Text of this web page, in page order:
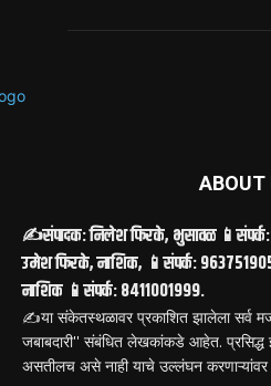
ABOUT
✍️संपादक: निलेश फिरके, भुसावळ
उमेश फिरके, नाशिक, 📱संपर्क:
नाशिक 📱संपर्क: 8411001999.
✍️या संकेतस्थळावर प्रकाशित झालेला सर्व
जबाबदारी'' संबंधित लेखकांकडे आहेत.
असतीलच असे नाही याचे उल्लंघन करणाऱ्यांवर